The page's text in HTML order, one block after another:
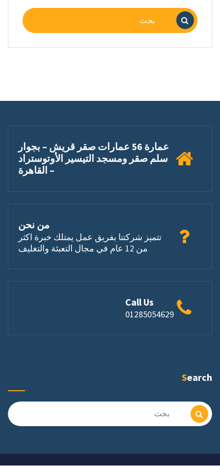
البحث
عن:
عمارة 56 عمارات صقر قريش – بجوار
سلم صقر ومسجد التيسير الأوتوستراد
– القاهرة
من نحن
تتميز شركتنا بفريق عمل يمتلك خبرة اكثر
من 12 عام في مجال التعبئة والتغليف
Call Us
01285054629
Search
البحث
عن: